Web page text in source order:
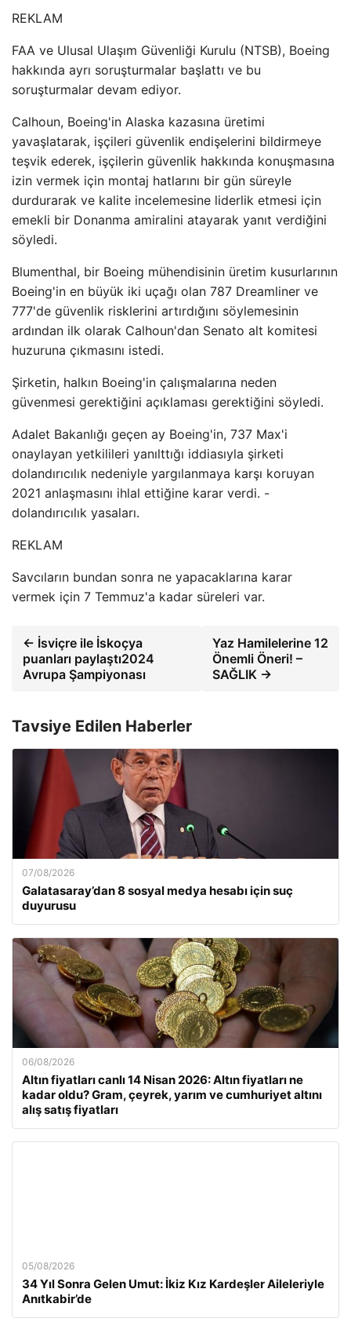
REKLAM
FAA ve Ulusal Ulaşım Güvenliği Kurulu (NTSB), Boeing
hakkında ayrı soruşturmalar başlattı ve bu
soruşturmalar devam ediyor.
Calhoun, Boeing'in Alaska kazasına üretimi
yavaşlatarak, işçileri güvenlik endişelerini bildirmeye
teşvik ederek, işçilerin güvenlik hakkında konuşmasına
izin vermek için montaj hatlarını bir gün süreyle
durdurarak ve kalite incelemesine liderlik etmesi için
emekli bir Donanma amiralini atayarak yanıt verdiğini
söyledi.
Blumenthal, bir Boeing mühendisinin üretim kusurlarının
Boeing'in en büyük iki uçağı olan 787 Dreamliner ve
777'de güvenlik risklerini artırdığını söylemesinin
ardından ilk olarak Calhoun'dan Senato alt komitesi
huzuruna çıkmasını istedi.
Şirketin, halkın Boeing'in çalışmalarına neden
güvenmesi gerektiğini açıklaması gerektiğini söyledi.
Adalet Bakanlığı geçen ay Boeing'in, 737 Max'i
onaylayan yetkilileri yanılttığı iddiasıyla şirketi
dolandırıcılık nedeniyle yargılanmaya karşı koruyan
2021 anlaşmasını ihlal ettiğine karar verdi. -
dolandırıcılık yasaları.
REKLAM
Savcıların bundan sonra ne yapacaklarına karar
vermek için 7 Temmuz'a kadar süreleri var.
← İsviçre ile İskoçya
puanları paylaştı2024
Avrupa Şampiyonası
Yaz Hamilelerine 12
Önemli Öneri! –
SAĞLIK →
Tavsiye Edilen Haberler
07/08/2026
Galatasaray’dan 8 sosyal medya hesabı için suç
duyurusu
06/08/2026
Altın fiyatları canlı 14 Nisan 2026: Altın fiyatları ne
kadar oldu? Gram, çeyrek, yarım ve cumhuriyet altını
alış satış fiyatları
05/08/2026
34 Yıl Sonra Gelen Umut: İkiz Kız Kardeşler Aileleriyle
Anıtkabir’de